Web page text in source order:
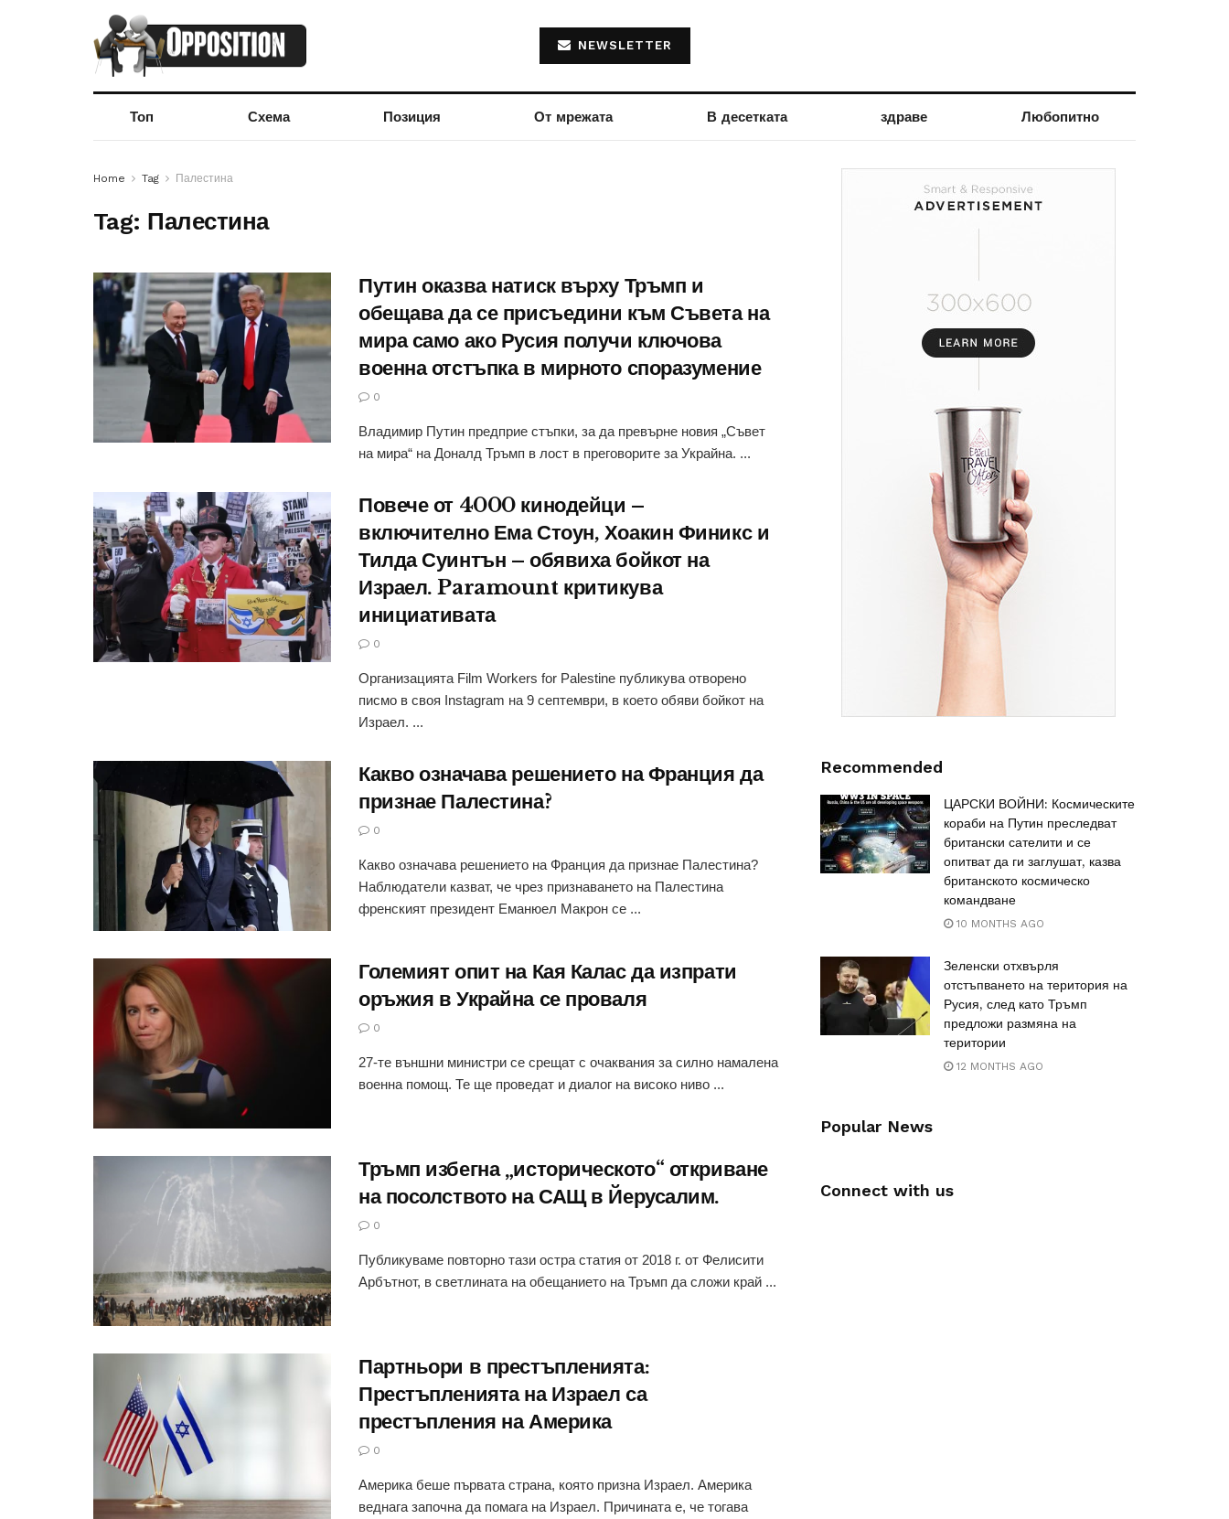
NEWSLETTER
Топ Схема Позиция От мрежата В десетката здраве Любопитно
Home Tag Палестина
Tag: Палестина
Путин оказва натиск върху Тръмп и
обещава да се присъедини към Съвета на
мира само ако Русия получи ключова
военна отстъпка в мирното споразумение
0
Владимир Путин предприе стъпки, за да превърне новия „Съвет
на мира“ на Доналд Тръмп в лост в преговорите за Украйна. ...
Повече от 4000 кинодейци –
включително Ема Стоун, Хоакин Финикс и
Тилда Суинтън – обявиха бойкот на
Израел. Paramount критикува
инициативата
0
Организацията Film Workers for Palestine публикува отворено
писмо в своя Instagram на 9 септември, в което обяви бойкот на
Израел. ...
Какво означава решението на Франция да
признае Палестина?
0
Какво означава решението на Франция да признае Палестина?
Наблюдатели казват, че чрез признаването на Палестина
френският президент Еманюел Макрон се ...
Големият опит на Кая Калас да изпрати
оръжия в Украйна се проваля
0
27-те външни министри се срещат с очаквания за силно намалена
военна помощ. Те ще проведат и диалог на високо ниво ...
Тръмп избегна „историческото“ откриване
на посолството на САЩ в Йерусалим.
0
Публикуваме повторно тази остра статия от 2018 г. от Фелисити
Арбътнот, в светлината на обещанието на Тръмп да сложи край ...
Партньори в престъпленията:
Престъпленията на Израел са
престъпления на Америка
0
Америка беше първата страна, която призна Израел. Америка
веднага започна да помага на Израел. Причината е, че тогава
Recommended
ЦАРСКИ ВОЙНИ: Космическите
кораби на Путин преследват
британски сателити и се
опитват да ги заглушат, казва
британското космическо
командване
10 MONTHS AGO
Зеленски отхвърля
отстъпването на територия на
Русия, след като Тръмп
предложи размяна на
територии
12 MONTHS AGO
Popular News
Connect with us